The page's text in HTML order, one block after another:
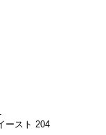
ースト 204